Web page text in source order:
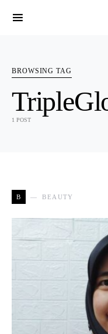
SEARCH FOR:
BROWSING TAG
1 POST
B BEAUTY